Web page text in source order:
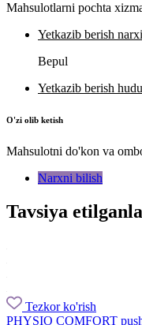
Mahsulotlarni pochta
Yetkazib berish narxi
Bepul
Yetkazib berish
O'zi olib ketish
Mahsulotni do'kon va
Narxni bilish
Tavsiya
Tezkor ko'rish
PHYSIO COMFORT